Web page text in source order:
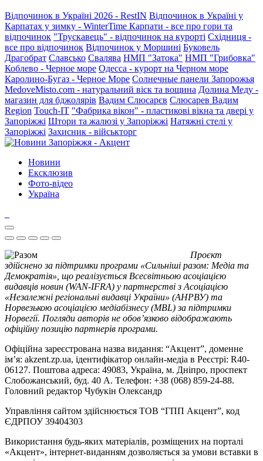
Відпочинок в Україні 2026 - RestIN Відпочинок в Україні у
Карпатах у зимку - WinterTime Карпати - все про гори та
відпочинок "Трускавець" - відпочинок на курорті Східниця -
все про відпочинок Відпочинок у Моршині Буковель
Драгобрат Славсько Свалява НМП "Затока" НМП "Грибовка"
Коблево - Черное море Одесса - курорт на Черном море
Каролино-Бугаз - Черное Море Солнечные панели Запорожья
MedoveMisto.com - натуральний віск та вощина Долина Меду -
магазин для бджолярів Вадим Слюсарєв Слюсарев Вадим
Region Touch-IT "Фабрика вікон" - пластикові вікна та двері у
Запоріжжі Штори та жалюзі у Запоріжжі Натяжні стелі у
Запоріжжі Захисник - військторг
Новини
Ексклюзив
Фото-відео
Україна
Проєкт
здійснено за підтримки програми «Сильніші разом: Медіа та
Демократія», що реалізується Всесвітньою асоціацією
видавців новин (WAN-IFRA) у партнерстві з Асоціацією
«Незалежні регіональні видавці України» (АНРВУ) та
Норвезькою асоціацією медіабізнесу (MBL) за підтримки
Норвегії. Погляди авторів не обов’язково відображають
офіційну позицію партнерів програми.
Офіційна зареєстрована назва видання: “Акцент”, доменне
ім’я: akzent.zp.ua, ідентифікатор онлайн-медіа в Реєстрі: R40-
06127. Поштова адреса: 49083, Україна, м. Дніпро, проспект
Слобожанський, буд. 40 А. Телефон: +38 (068) 859-24-88.
Головний редактор Чубукін Олександр
Управління сайтом здійснюється ТОВ “ГПП Акцент”, код
ЄДРПОУ 39404303
Використання будь-яких матеріалів, розміщених на порталі
«Акцент», інтернет-виданням дозволяється за умови вставки в